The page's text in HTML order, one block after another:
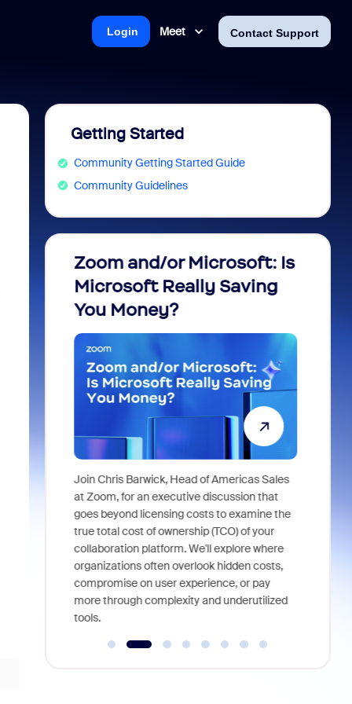
Meet Contact Support
Login
Getting Started
Community Getting Started Guide
Community Guidelines
Zoom and/or Microsoft: Is
Microsoft Really Saving
You Money?
Join Chris Barwick, Head of Americas Sales
at Zoom, for an executive discussion that
goes beyond licensing costs to examine the
true total cost of ownership (TCO) of your
collaboration platform. We'll explore where
organizations often overlook hidden costs,
compromise on user experience, or pay
more through complexity and underutilized
tools.